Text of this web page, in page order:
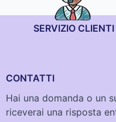
SERVIZIO CLIENTI
CONTATTI
Hai una domanda o un
riceverai una risposta